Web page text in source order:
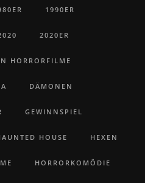
1990ER
2020ER
HORRORFILME
DÄMONEN
GEWINNSPIEL
HOUSE HEXEN
HORRORKOMÖDIE